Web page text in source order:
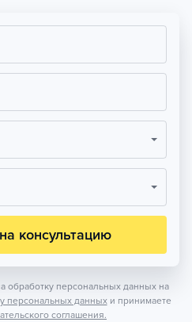
консультацию
обработку персональных данных на
персональных данных и принимаете
соглашения.